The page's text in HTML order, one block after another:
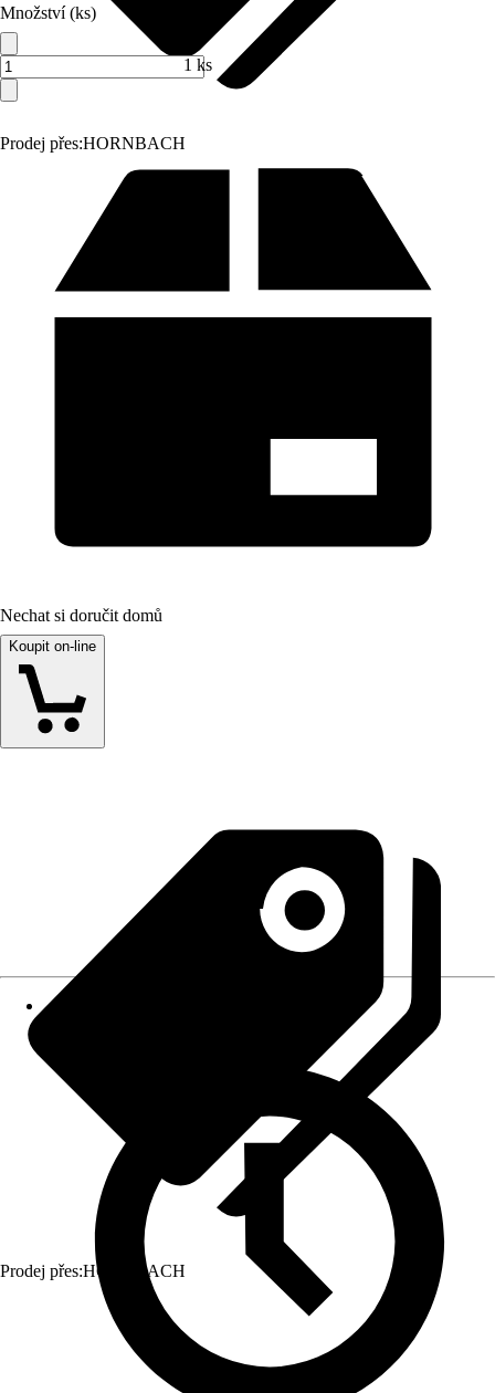
Prodej přes:HORNBACH
Množství (ks)
1 ks
Nechat si doručit domů
Koupit on-line
Prodej přes:HORNBACH